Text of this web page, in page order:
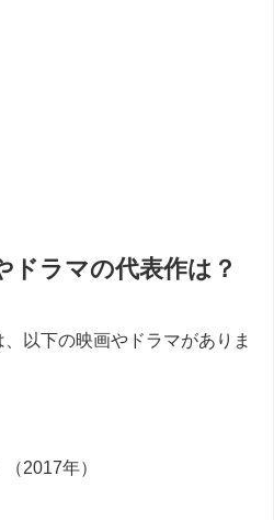
ドラマの代表作は？
以下の映画やドラマがありま
2017年）